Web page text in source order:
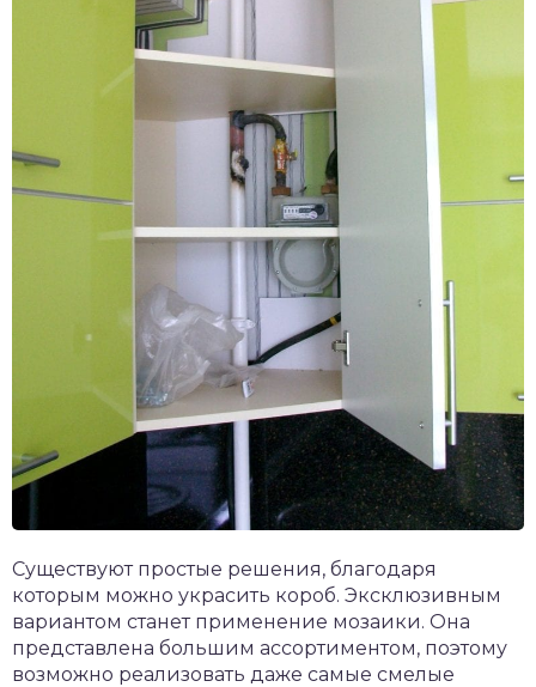
Существуют простые решения, благодаря
которым можно украсить короб. Эксклюзивным
вариантом станет применение мозаики. Она
представлена большим ассортиментом, поэтому
возможно реализовать даже самые смелые